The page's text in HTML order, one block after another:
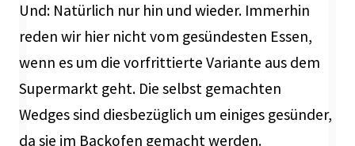
Und: Natürlich nur hin und wieder. Immerhin
reden wir hier nicht vom gesündesten Essen,
wenn es um die vorfrittierte Variante aus dem
Supermarkt geht. Die selbst gemachten
Wedges sind diesbezüglich um einiges gesünder,
da sie im Backofen gemacht werden.